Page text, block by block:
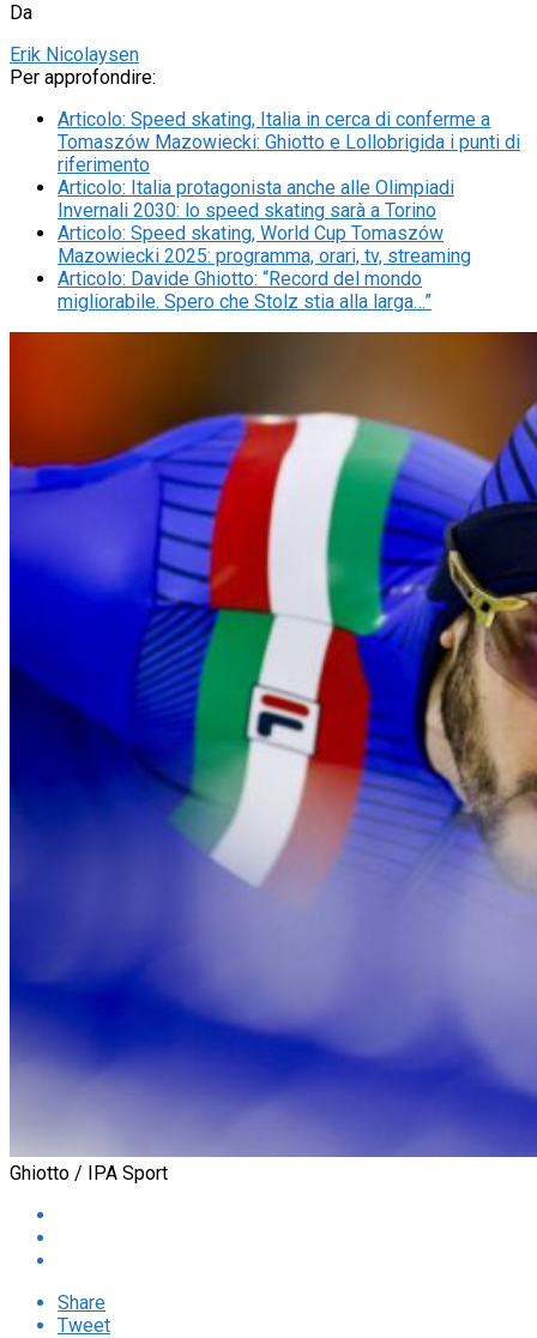
Da
Erik Nicolaysen
Per approfondire:
Articolo: Speed skating, Italia in cerca di conferme a
Tomaszów Mazowiecki: Ghiotto e Lollobrigida i punti di
riferimento
Articolo: Italia protagonista anche alle Olimpiadi
Invernali 2030: lo speed skating sarà a Torino
Articolo: Speed skating, World Cup Tomaszów
Mazowiecki 2025: programma, orari, tv, streaming
Articolo: Davide Ghiotto: “Record del mondo
migliorabile. Spero che Stolz stia alla larga…”
Ghiotto / IPA Sport
Share
Tweet